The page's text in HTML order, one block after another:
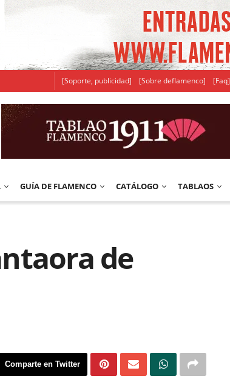
[Soporte, publicidad] [Sobre deflamenco] [Faq]
GUÍA DE FLAMENCO CATÁLOGO TABLAOS
de
Comparte en Twitter